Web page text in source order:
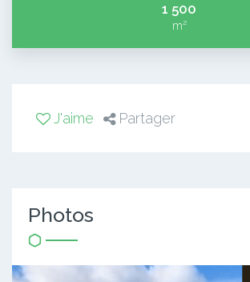
1 500
m²
J'aime Partager
Photos